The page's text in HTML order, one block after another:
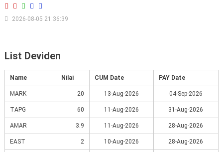
2026-08-05 21:36:39
List Deviden
Name Nilai CUM Date PAY Date
MARK 20 13-Aug-2026 04-Sep-2026
TAPG 60 11-Aug-2026 31-Aug-2026
AMAR 3.9 11-Aug-2026 28-Aug-2026
EAST 2 10-Aug-2026 28-Aug-2026